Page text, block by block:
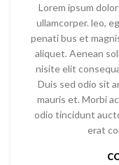
Lorem ipsum
ullamcorper. leo,
penati bus et
aliquet. Aenean
nisite elit
Duis sed odio sit
mauris et. Morbi
odio tincidunt
erat